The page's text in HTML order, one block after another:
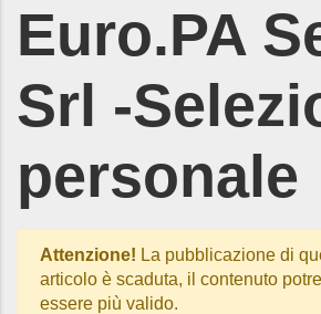
Euro.PA
Srl -
personale
Attenzione! La pubblicazione di
articolo è scaduta, il contenuto
essere più valido.